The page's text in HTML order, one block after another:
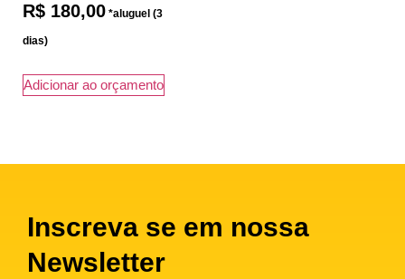
R$ 180,00
Adicionar ao orçamento
Inscreva se em nossa
Newsletter